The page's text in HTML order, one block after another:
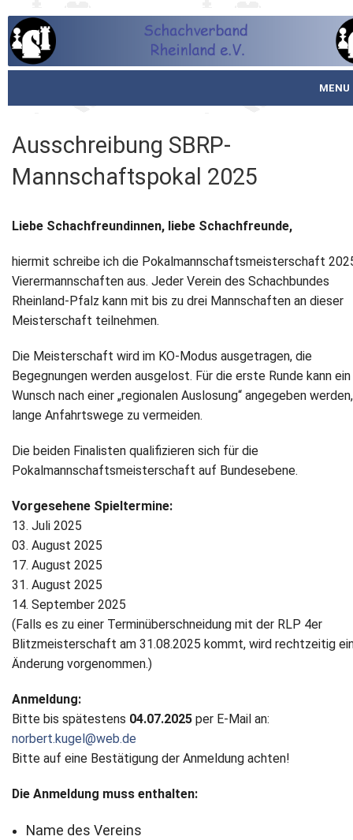
MENU
Schachjugend
Meistertafel
Fotos
Newsletter
Kontakt
Impressum
Ausschreibung SBRP-
Mannschaftspokal 2025
Liebe Schachfreundinnen, liebe Schachfreunde,
hiermit schreibe ich die Pokalmannschaftsmeisterschaft
Vierermannschaften aus. Jeder Verein des Schachbundes
Rheinland-Pfalz kann mit bis zu drei Mannschaften an dieser
Meisterschaft teilnehmen.
Die Meisterschaft wird im KO-Modus ausgetragen, die
Begegnungen werden ausgelost. Für die erste Runde kann ein
Wunsch nach einer „regionalen Auslosung“ angegeben
lange Anfahrtswege zu vermeiden.
Die beiden Finalisten qualifizieren sich für die
Pokalmannschaftsmeisterschaft auf Bundesebene.
Vorgesehene Spieltermine:
13. Juli 2025
03. August 2025
17. August 2025
31. August 2025
14. September 2025
(Falls es zu einer Terminüberschneidung mit der RLP 4er
Blitzmeisterschaft am 31.08.2025 kommt, wird rechtzeitig
Änderung vorgenommen.)
Anmeldung:
Bitte bis spätestens 04.07.2025 per E-Mail an:
norbert.kugel@web.de
Bitte auf eine Bestätigung der Anmeldung achten!
Die Anmeldung muss enthalten:
Name des Vereins